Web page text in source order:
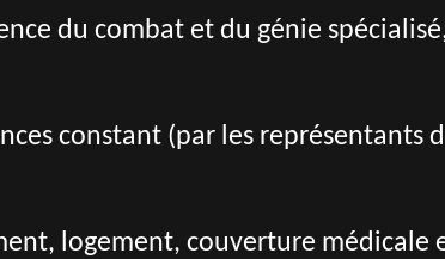
du combat et du génie
constant (par les représentants
logement, couverture médicale